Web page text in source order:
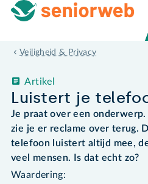
Veiligheid & Privacy
Luistert je
Artikel
Je praat over een onderwerp.
zie je er reclame over terug.
telefoon luistert altijd mee,
veel mensen. Is dat echt zo?
Waardering: